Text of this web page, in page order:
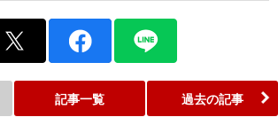
記事一覧 過去の記事